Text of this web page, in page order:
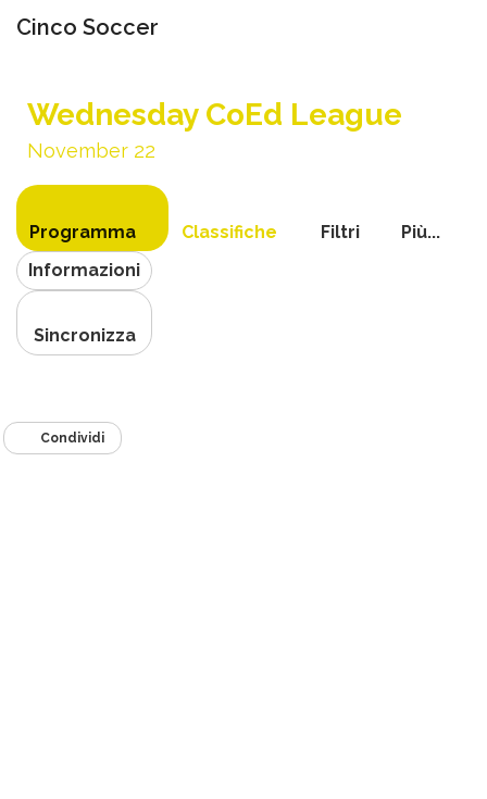
Cinco Soccer
Wednesday CoEd League
November 22
Programma Classifiche Filtri
Più...
Informazioni
Sincronizza
Condividi